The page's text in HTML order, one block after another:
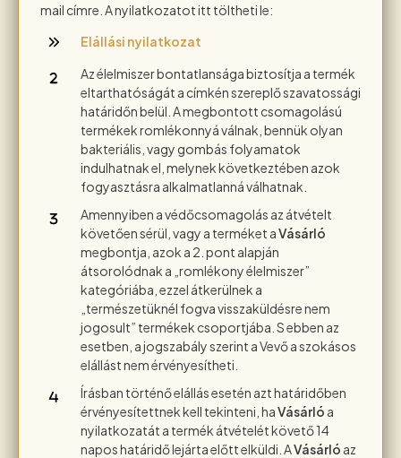
mail címre. A nyilatkozatot itt töltheti le:
Elállási nyilatkozat
Az élelmiszer bontatlansága biztosítja a termék
eltarthatóságát a címkén szereplő szavatossági
határidőn belül. A megbontott csomagolású
termékek romlékonnyá válnak, bennük olyan
bakteriális, vagy gombás folyamatok
indulhatnak el, melynek következtében azok
fogyasztásra alkalmatlanná válhatnak.
Amennyiben a védőcsomagolás az átvételt
követően sérül, vagy a terméket aVásárló
megbontja, azok a 2. pont alapján
átsorolódnak a „romlékony élelmiszer”
kategóriába, ezzel átkerülnek a
„természetüknél fogva visszaküldésre nem
jogosult” termékek csoportjába. S ebben az
esetben, a jogszabály szerint a Vevő a szokásos
elállást nem érvényesítheti.
Írásban történő elállás esetén azt határidőben
érvényesítettnek kell tekinteni, haVásárló a
nyilatkozatát a termék átvételét követő 14
napos határidő lejárta előtt elküldi. AVásárló az